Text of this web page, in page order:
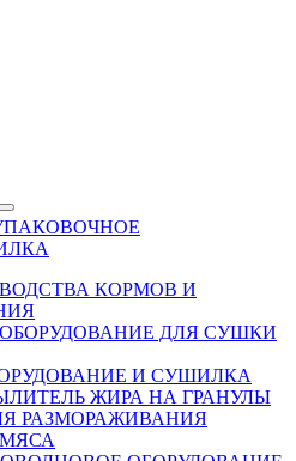
КОРМОВ И
ДЛЯ СУШКИ
И СУШИЛКА
ЖИРА НА ГРАНУЛЫ
РАЗМОРАЖИВАНИЯ